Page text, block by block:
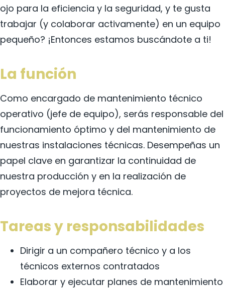
ojo para la eficiencia y la seguridad, y te gusta
trabajar (y colaborar activamente) en un equipo
pequeño? ¡Entonces estamos buscándote a ti!
La función
Como encargado de mantenimiento técnico
operativo (jefe de equipo), serás responsable del
funcionamiento óptimo y del mantenimiento de
nuestras instalaciones técnicas. Desempeñas un
papel clave en garantizar la continuidad de
nuestra producción y en la realización de
proyectos de mejora técnica.
Tareas y responsabilidades
Dirigir a un compañero técnico y a los
técnicos externos contratados
Elaborar y ejecutar planes de mantenimiento